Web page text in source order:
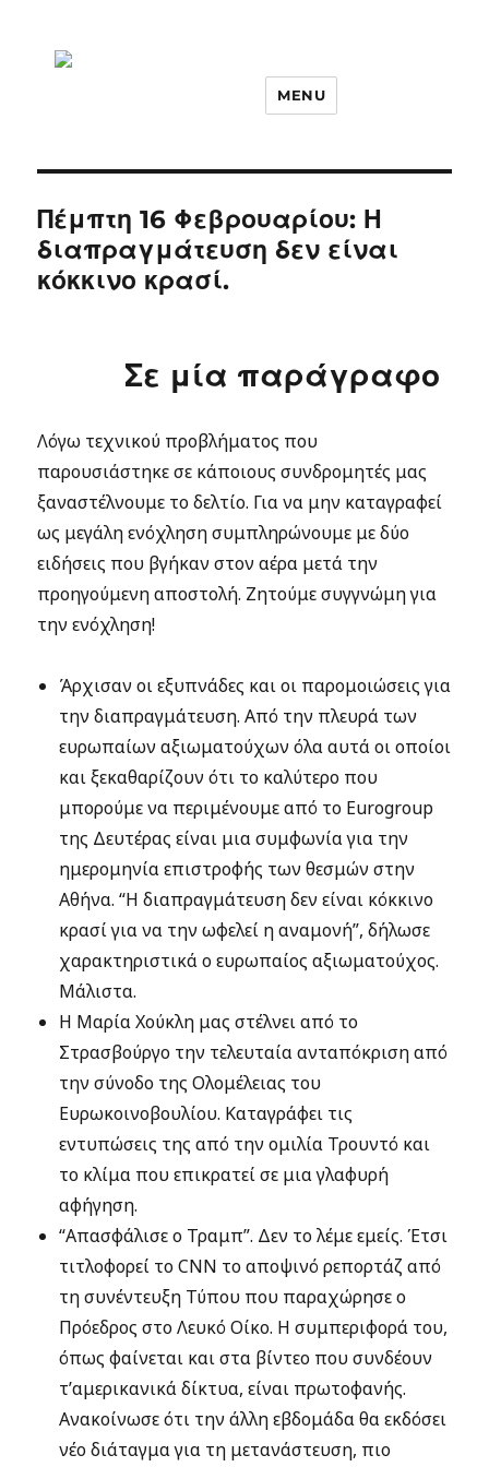
MENU
Πέμπτη 16 Φεβρουαρίου: Η
διαπραγμάτευση δεν είναι
κόκκινο κρασί.
Σε μία παράγραφο
Λόγω τεχνικού προβλήματος που
παρουσιάστηκε σε κάποιους συνδρομητές μας
ξαναστέλνουμε το δελτίο. Για να μην καταγραφεί
ως μεγάλη ενόχληση συμπληρώνουμε με δύο
ειδήσεις που βγήκαν στον αέρα μετά την
προηγούμενη αποστολή. Ζητούμε συγγνώμη για
την ενόχληση!
Άρχισαν οι εξυπνάδες και οι παρομοιώσεις για
την διαπραγμάτευση. Από την πλευρά των
ευρωπαίων αξιωματούχων όλα αυτά οι οποίοι
και ξεκαθαρίζουν ότι το καλύτερο που
μπορούμε να περιμένουμε από το Eurogroup
της Δευτέρας είναι μια συμφωνία για την
ημερομηνία επιστροφής των θεσμών στην
Αθήνα. “Η διαπραγμάτευση δεν είναι κόκκινο
κρασί για να την ωφελεί η αναμονή”, δήλωσε
χαρακτηριστικά ο ευρωπαίος αξιωματούχος.
Μάλιστα.
Η Μαρία Χούκλη μας στέλνει από το
Στρασβούργο την τελευταία ανταπόκριση από
την σύνοδο της Ολομέλειας του
Ευρωκοινοβουλίου. Καταγράφει τις
εντυπώσεις της από την ομιλία Τρουντό και
το κλίμα που επικρατεί σε μια γλαφυρή
αφήγηση.
“Απασφάλισε ο Τραμπ”. Δεν το λέμε εμείς. Έτσι
τιτλοφορεί το CNN το αποψινό ρεπορτάζ από
τη συνέντευξη Τύπου που παραχώρησε ο
Πρόεδρος στο Λευκό Οίκο. Η συμπεριφορά του,
όπως φαίνεται και στα βίντεο που συνδέουν
τ’αμερικανικά δίκτυα, είναι πρωτοφανής.
Ανακοίνωσε ότι την άλλη εβδομάδα θα εκδόσει
νέο διάταγμα για τη μετανάστευση, πιο